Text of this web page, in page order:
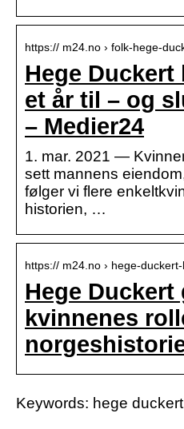
https:// m24.no › folk-hege-
Hege
et år til – og
– Medier24
1. mar. 2021 —
sett mannens
følger vi flere
historien, …
https:// m24.no › hege-
Hege
kvinnenes
Keywords: hege